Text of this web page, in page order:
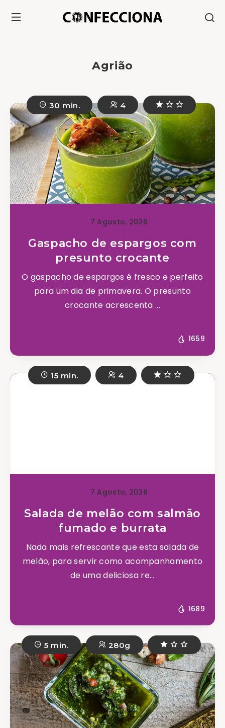
Agrião
30 min. 4
7 Agosto, 2026
Gaspacho de espargos com
presunto crocante
O gaspacho de espargos é fresco e perfeito
para um dia de primavera. O presunto
crocante acrescenta ...
1659
15 min. 4
7 Agosto, 2026
Salada de melão com salmão
fumado e burrata
Nada mais refrescante que esta salada de
melão, para servir como acompanhamento
de uma deliciosa re...
1689
5 min. 280g